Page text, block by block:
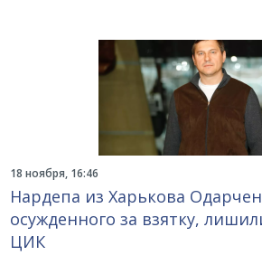
18 ноября, 16:46
Нардепа из Харькова
осужденного за взятку,
ЦИК